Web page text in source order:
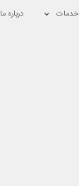
خدمات درباره ما